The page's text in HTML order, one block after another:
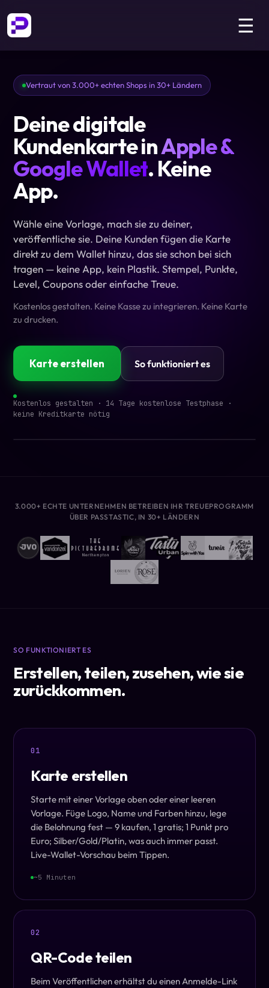
☰
Vertraut von 3.000+ echten Shops in 30+ Ländern
Deine digitale
Kundenkarte inApple &
Google Wallet. Keine
App.
Wähle eine Vorlage, mach sie zu deiner,
veröffentliche sie. Deine Kunden fügen die Karte
direkt zu dem Wallet hinzu, das sie schon bei sich
tragen — keine App, kein Plastik. Stempel, Punkte,
Level, Coupons oder einfache Treue.
Kostenlos gestalten. Keine Kasse zu integrieren. Keine Karte
zu drucken.
Karte erstellen So funktioniert es
Kostenlos gestalten · 14 Tage kostenlose Testphase ·
keine Kreditkarte nötig
3.000+ ECHTE UNTERNEHMEN BETREIBEN IHR TREUEPROGRAMM
ÜBER PASSTASTIC, IN 30+ LÄNDERN
SO FUNKTIONIERT ES
Erstellen, teilen, zusehen, wie sie
zurückkommen.
01
Karte erstellen
Starte mit einer Vorlage oben oder einer leeren
Vorlage. Füge Logo, Name und Farben hinzu, lege
die Belohnung fest — 9 kaufen, 1 gratis; 1 Punkt pro
Euro; Silber/Gold/Platin, was auch immer passt.
Live-Wallet-Vorschau beim Tippen.
~5 Minuten
02
QR-Code teilen
Beim Veröffentlichen erhältst du einen Anmelde-Link